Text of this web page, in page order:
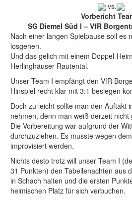
vs.
Vorbericht
SG Diemel Süd I – VfR
Nach einer langen Spielpause soll es
losgehen.
Und das gelich mit einem Doppel-
Herlinghäuser Rautental.
Unser Team I empfängt den VfR
Hinspiel recht klar mit 3:1 besiegen
Doch zu leicht sollte man den Auftakt
nehmen, denn man weiß derzeit nicht
Die Vorbereitung war aufgrund der
durchzuziehen. Es musste wegen
improvisiert werden.
Nichts desto trotz will unser Team I
31 Punkten) den Tabellenachten aus
in Schach halten und die ersten
heimischen Platz für sich verbuchen.